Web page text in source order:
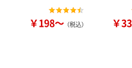
￥198～ （税込） ￥